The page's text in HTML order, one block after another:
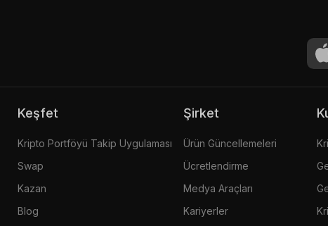
Keşfet
Kripto Portföyü Takip Uygulaması
Swap
Kazan
Blog
Şirket
Ürün Güncellemeleri
Ücretlendirme
Medya Araçları
Kariyerler